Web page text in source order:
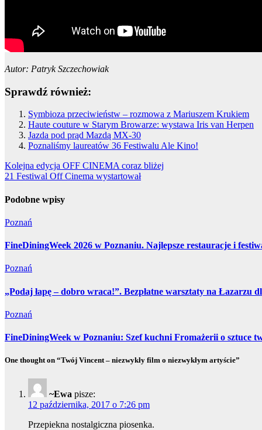
Autor: Patryk Szczechowiak
Sprawdź również:
Symbioza przeciwieństw – rozmowa z Mariuszem Krukiem
Haute couture w Starym Browarze: wystawa Iris van Herpen
Jazda pod prąd Mazdą MX-30
Poznaliśmy laureatów 36 Festiwalu Ale Kino!
Nawigacja
wpisu
Kolejna edycja OFF CINEMA coraz bliżej
21 Festiwal Off Cinema wystartował
Podobne wpisy
Poznań
FineDiningWeek 2026 w Poznaniu. Najlepsze restauracje i
Poznań
„Podaj łapę – dobro wraca!”. Bezpłatne warsztaty na Łazarzu
Poznań
FineDiningWeek w Poznaniu: Szef kuchni Fromażerii o sztuce
One thought on “Twój Vincent – niezwykły film o niezwykłym artyście”
~Ewa pisze:
12 października, 2017 o 7:26 pm
Przepiekna nostalgiczna piosenka.